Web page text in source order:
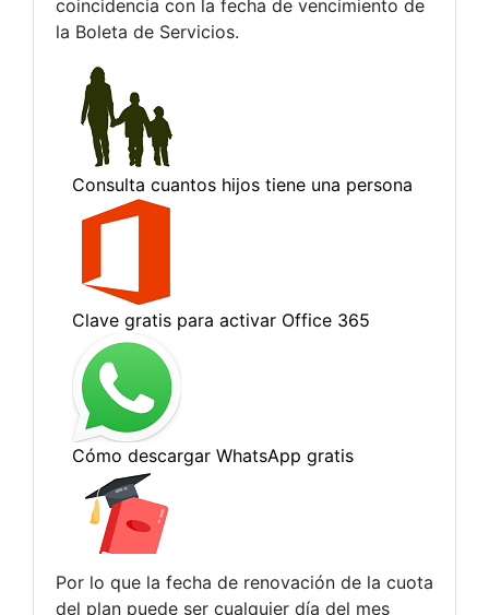
coincidencia con la fecha de vencimiento de
la Boleta de Servicios.
Por lo que la fecha de renovación de la cuota
del plan puede ser cualquier día del mes